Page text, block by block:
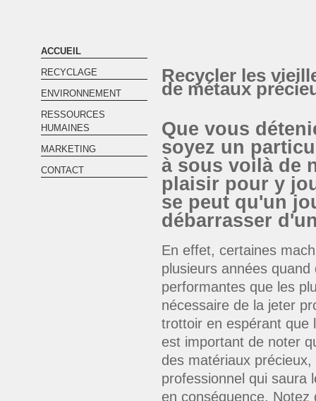
ACCUEIL
RECYCLAGE
ENVIRONNEMENT
RESSOURCES
HUMAINES
MARKETING
CONTACT
Recycler les
de métaux
Que vous
soyez un
à sous voilà de
plaisir pour y
se peut qu'un
débarrasser
En effet, certaines
plusieurs années
performantes que les
nécessaire de la jeter
trottoir en espérant que
est important de noter
des matériaux
professionnel qui saura
en conséquence.